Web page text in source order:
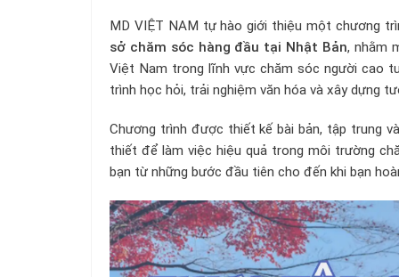
MD VIỆT NAM tự hào giới thiệu một chương
sở chăm sóc hàng đầu tại Nhật Bản, nhằm
Việt Nam trong lĩnh vực chăm sóc người cao
trình học hỏi, trải nghiệm văn hóa và xây dựng
Chương trình được thiết kế bài bản, tập trung
thiết để làm việc hiệu quả trong môi trường
bạn từ những bước đầu tiên cho đến khi bạn